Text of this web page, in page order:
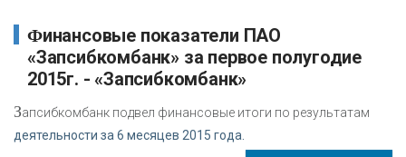
Финансовые показатели ПАО
«Запсибкомбанк» за первое полугодие
2015г. - «Запсибкомбанк»
Запсибкомбанк подвел финансовые итоги по результатам
деятельности за 6 месяцев 2015 года.